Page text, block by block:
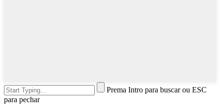
Prema Intro para buscar ou ESC
para pechar